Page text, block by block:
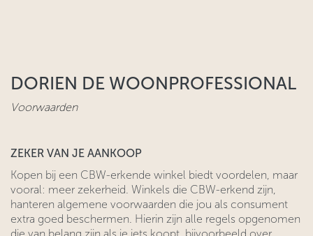
DORIEN DE WOONPROFESSIONAL
Voorwaarden
ZEKER VAN JE AANKOOP
​Kopen bij een CBW-erkende winkel biedt voordelen, maar
vooral: meer zekerheid. Winkels die CBW-erkend zijn,
hanteren algemene voorwaarden ​die jou als consument
extra goed beschermen. Hierin zijn alle regels ​opgenomen